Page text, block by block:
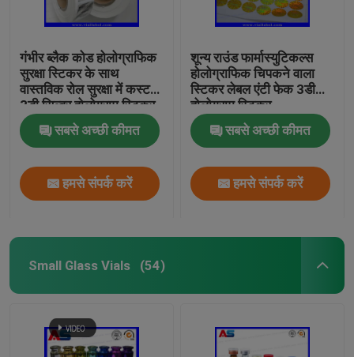
गंभीर ब्लैक कोड होलोग्राफिक
सुरक्षा स्टिकर के साथ
वास्तविक रोल सुरक्षा में कस्टम
3डी सिल्वर होलोग्राम स्टिकर
सबसे अच्छी कीमत
हमसे संपर्क करें
शून्य राउंड फार्मास्युटिकल्स
होलोग्राफिक चिपकने वाला
स्टिकर लेबल एंटी फेक 3डी
होलोग्राम स्टिकर
सबसे अच्छी कीमत
हमसे संपर्क करें
Small Glass Vials (54)